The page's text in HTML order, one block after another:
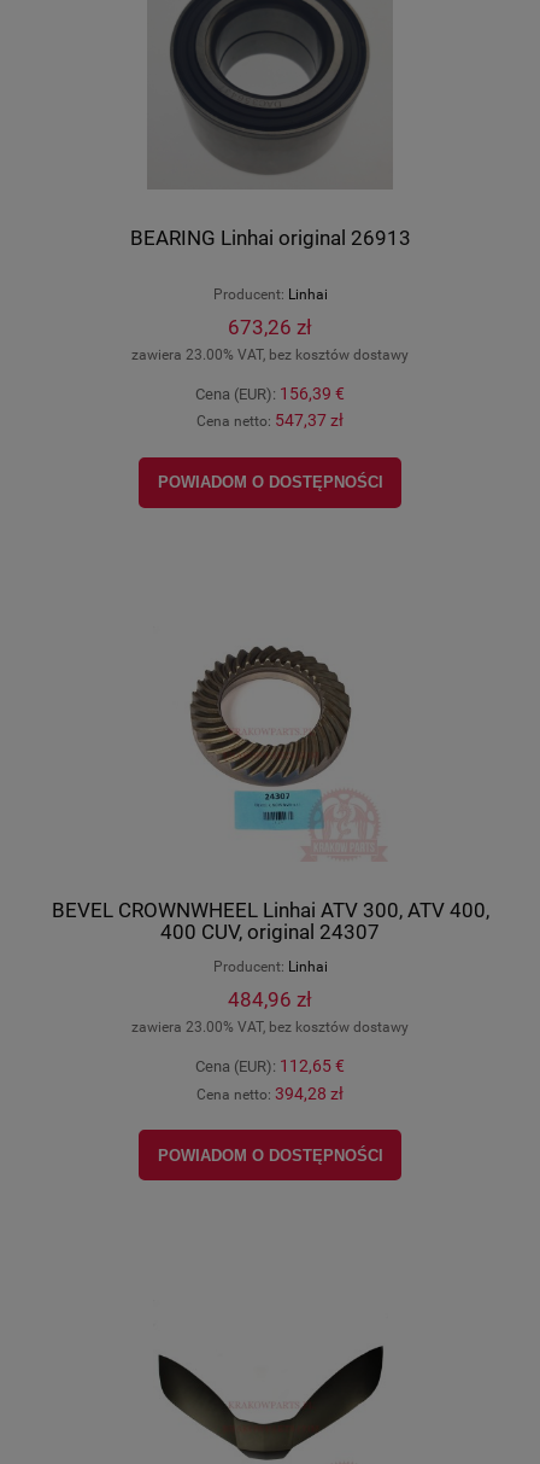
BEARING Linhai original 26913
Producent: Linhai
673,26 zł
zawiera 23.00% VAT, bez kosztów dostawy
Cena (EUR): 156,39 €
Cena netto: 547,37 zł
POWIADOM O DOSTĘPNOŚCI
BEVEL CROWNWHEEL Linhai ATV 300, ATV 400,
400 CUV, original 24307
Producent: Linhai
484,96 zł
zawiera 23.00% VAT, bez kosztów dostawy
Cena (EUR): 112,65 €
Cena netto: 394,28 zł
POWIADOM O DOSTĘPNOŚCI